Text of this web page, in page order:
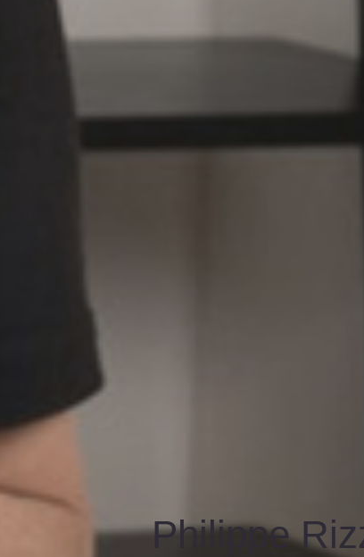
Philippe